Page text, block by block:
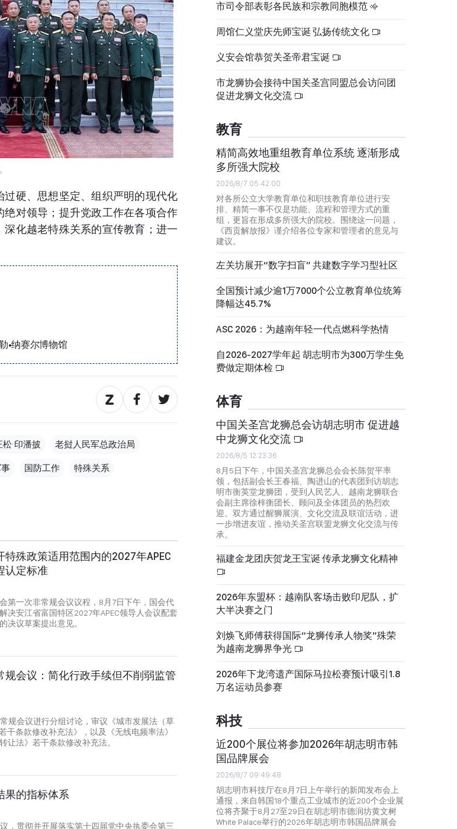
硬、思想坚定、组织严明的现代化
对领导；提升党政工作在各项合作
化越老特殊关系的宣传教育；进一
•纳赛尔博物馆
松·印潘披 老挝人民军总政治局
国防工作 特殊关系
殊政策适用范围内的2027年APEC
认定标准
第一次非常规会议议程，8月7日下午，国会代
决安江省富国特区2027年APEC领导人会议配套
决议草案提出意见。
规会议：简化行政手续但不削弱监管
规会议进行分组讨论，审议《城市发展法（草
干条款修改补充法》，以及《无线电频率法》
让法》若干条款修改补充法。
果的指标体系
，贯彻并开展落实第十四届党中央执委会第三
市司令部表彰各民族和宗教同胞模范
周馆仁义堂庆先师宝诞 弘扬传统文化
义安会馆恭贺关圣帝君宝诞
市龙狮协会接待中国关圣宫同盟总会访问团
促进龙狮文化交流
教育
精简高效地重组教育单位系统 逐渐形成
多所强大院校
2026/8/7 05:42:00
对各所公立大学教育单位和职技教育单位进行安
排、精简一事不仅是功能、流程和管理方式的重
组，更旨在形成多所强大的院校。围绕这一问题，
《西贡解放报》谨介绍各位专家和管理者的意见与
建议。
左关坊展开“数字扫盲” 共建数字学习型社区
全国预计减少逾1万7000个公立教育单位统筹
降幅达45.7%
ASC 2026：为越南年轻一代点燃科学热情
自2026-2027学年起 胡志明市为300万学生免
费做定期体检
体育
中国关圣宫龙狮总会访胡志明市 促进越
中龙狮文化交流
2026/8/5 12:23:36
8月5日下午，中国关圣宫龙狮总会会长陈贺平率
领，包括副会长王春福、陶进山的代表团到访胡志
明市衡英堂龙狮团，受到人民艺人、越南龙狮联合
会副主席徐梓衡团长、顾问及全体团员的热烈欢
迎。双方通过醒狮展演、文化交流及联谊活动，进
一步增进友谊，推动关圣宫联盟龙狮文化交流与传
承。
福建金龙团庆贺龙王宝诞 传承龙狮文化精神
2026年东盟杯：越南队客场击败印尼队，扩
大半决赛之门
刘焕飞师傅获得国际“龙狮传承人物奖”殊荣
为越南龙狮界争光
2026年下龙湾遗产国际马拉松赛预计吸引1.8
万名运动员参赛
科技
近200个展位将参加2026年胡志明市韩
国品牌展会
2026/8/7 09:49:48
胡志明市科技厅在8月7日上午举行的新闻发布会上
通报，来自韩国18个重点工业城市的近200个企业展
位将齐聚于8月27至29日在胡志明市德润坊黄文树
White Palace举行的2026年胡志明市韩国品牌展会